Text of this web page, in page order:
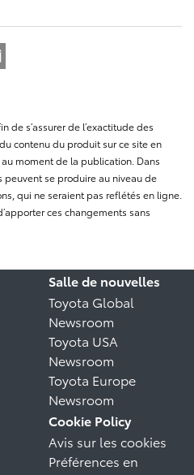
de s’assurer de l’exactitude des
contenu du produit sur ce site en
moment de la publication. Dans
peuvent se produire au niveau de
qui ne seraient pas reflétés en ligne.
ces changements sans
Salle de nouvelles
Toyota Global
Newsroom
Toyota USA
Newsroom
Toyota Europe
Newsroom
Cookie Policy
Avis sur les cookies
Préférences en